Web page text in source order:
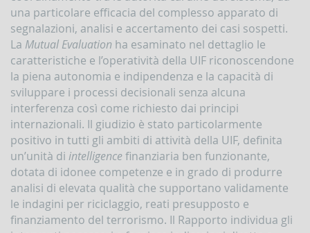
Contrasto
all'attività
dei
Paesi
che
minacciano
pace
la
sicurezza
internazionale
Indicatori,
schemi
comunicazioni
inerenti
una particolare efficacia del complesso apparato di
segnalazioni, analisi e accertamento dei casi sospetti.
La Mutual Evaluation ha esaminato nel dettaglio le
caratteristiche e l’operatività della UIF riconoscendone
la piena autonomia e indipendenza e la capacità di
sviluppare i processi decisionali senza alcuna
interferenza così come richiesto dai principi
internazionali. Il giudizio è stato particolarmente
positivo in tutti gli ambiti di attività della UIF, definita
un’unità di intelligencefinanziaria ben funzionante,
dotata di idonee competenze e in grado di produrre
analisi di elevata qualità che supportano validamente
le indagini per riciclaggio, reati presupposto e
finanziamento del terrorismo. Il Rapporto individua gli